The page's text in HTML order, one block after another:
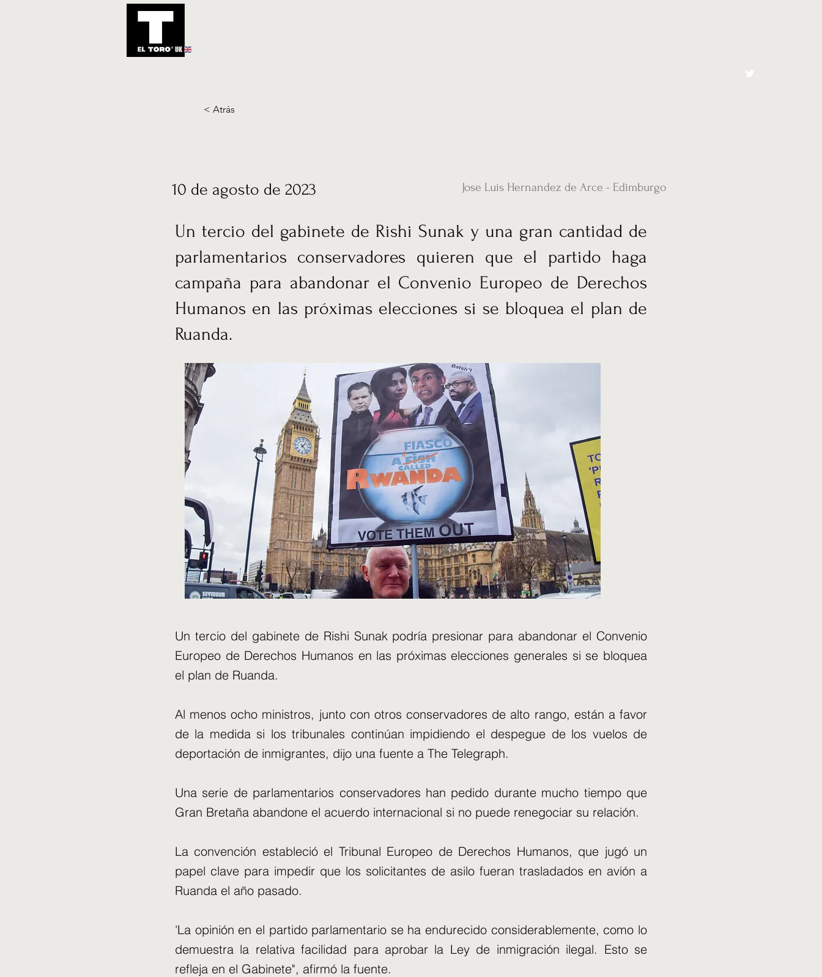
UK
< Atrás
10 de agosto de 2023 Jose Luis Hernandez de Arce - Edimburgo
Un tercio del gabinete de Rishi Sunak y una gran cantidad de
parlamentarios conservadores quieren que el partido haga
campaña para abandonar el Convenio Europeo de Derechos
Humanos en las próximas elecciones si se bloquea el plan de
Ruanda.
Un tercio del gabinete de Rishi Sunak podría presionar para abandonar el Convenio
Europeo de Derechos Humanos en las próximas elecciones generales si se bloquea
el plan de Ruanda.
Al menos ocho ministros, junto con otros conservadores de alto rango, están a favor
de la medida si los tribunales continúan impidiendo el despegue de los vuelos de
deportación de inmigrantes, dijo una fuente a The Telegraph.
Una serie de parlamentarios conservadores han pedido durante mucho tiempo que
Gran Bretaña abandone el acuerdo internacional si no puede renegociar su relación.
La convención estableció el Tribunal Europeo de Derechos Humanos, que jugó un
papel clave para impedir que los solicitantes de asilo fueran trasladados en avión a
Ruanda el año pasado.
'La opinión en el partido parlamentario se ha endurecido considerablemente, como lo
demuestra la relativa facilidad para aprobar la Ley de inmigración ilegal. Esto se
refleja en el Gabinete", afirmó la fuente.